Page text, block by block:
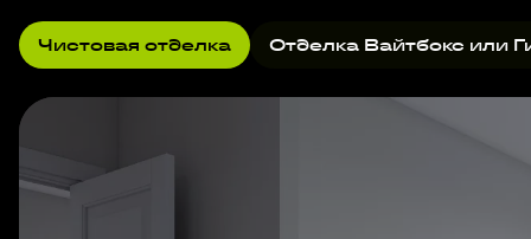
Чистовая отделка Отделка Вайтбокс или